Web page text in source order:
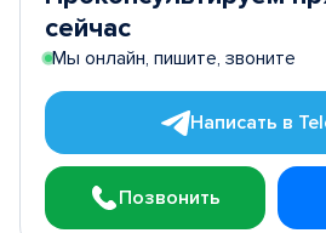
сейчас
Мы онлайн, пишите, звоните
Написать в
Позвонить